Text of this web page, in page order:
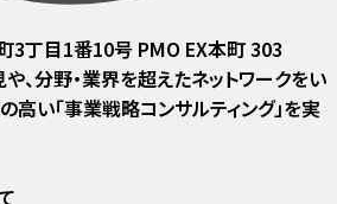
3丁目1番10号 PMO EX本町 303
、分野・業界を超えたネットワークをい
高い「事業戦略コンサルティング」を実